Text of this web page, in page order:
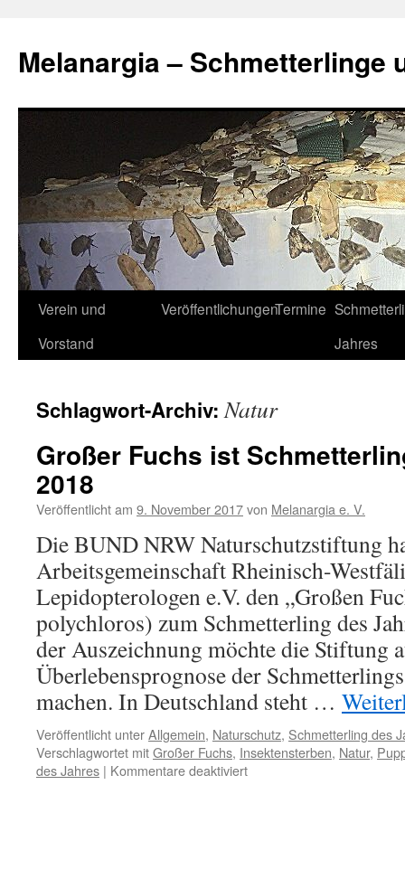
springen
Melanargia – Schmetterlinge
Verein und
Vorstand
VeröffentlichungenTermine
Jahres
Schlagwort-Archiv:Natur
Großer Fuchs ist
2018
Veröffentlicht am 9. November 2017von Melanargia e. V.
Die BUND NRW Naturschutzstiftung
Arbeitsgemeinschaft Rheinisch-
Lepidopterologen e.V. den „Großen
polychloros) zum Schmetterling des
der Auszeichnung möchte die Stiftung
Überlebensprognose der
machen. In Deutschland steht …
Veröffentlicht unterAllgemein, Naturschutz, Schmetterling des
Verschlagwortet mitGroßer Fuchs, Insektensterben, Natur,
des Jahres | Kommentare deaktiviertfür